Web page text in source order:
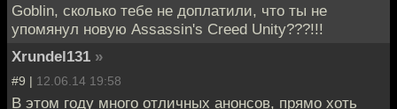
Goblin, сколько тебе не доплатили, что ты не
упомянул новую Assassin's Creed Unity???!!!
Xrundel131 »
#9 | 12.06.14 19:58
В этом году много отличных анонсов, прямо хоть